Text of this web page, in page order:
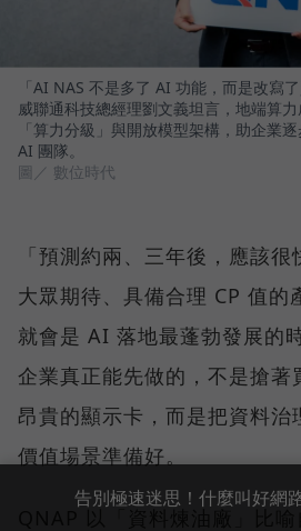
「AI NAS 不是多了 AI 功能，而是改寫
威聯通科技總經理劉文義坦言，地端算
「算力分級」與開放模型架構，助企業
AI 團隊。
圖／ 數位時代
「預測約兩、三年後，應該
大眾期待、具備合理 CP 值的
就會是 AI 落地最蓬勃發展的
企業真正能先做的，不是搶著
昂貴的顯示卡，而是把資料治
價值場景準備好。
QNAP 以「資料煉油廠」比喻
告別極速迷思！什麼叫好網